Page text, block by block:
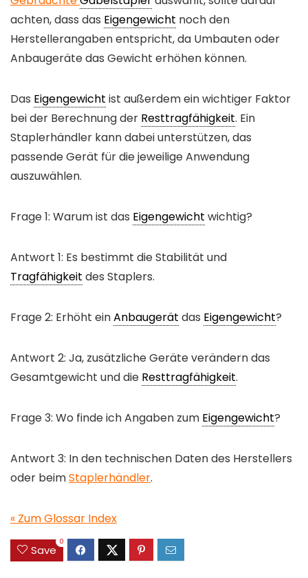
achten, dass das Eigengewicht noch den
Herstellerangaben entspricht, da Umbauten oder
Anbaugeräte das Gewicht erhöhen können.
Das Eigengewicht ist außerdem ein wichtiger Faktor
bei der Berechnung der Resttragfähigkeit. Ein
Staplerhändler kann dabei unterstützen, das
passende Gerät für die jeweilige Anwendung
auszuwählen.
Frage 1: Warum ist das Eigengewicht wichtig?
Antwort 1: Es bestimmt die Stabilität und
Tragfähigkeit des Staplers.
Frage 2: Erhöht einAnbaugerät das Eigengewicht?
Antwort 2: Ja, zusätzliche Geräte verändern das
Gesamtgewicht und die Resttragfähigkeit.
Frage 3: Wo finde ich Angaben zum Eigengewicht?
Antwort 3: In den technischen Daten des Herstellers
oder beimStaplerhändler.
« Zum Glossar Index
Save
0